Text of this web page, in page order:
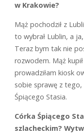
w Krakowie?
Mąż pochodził z
to wybrał Lublin, a
Teraz bym tak nie
rozwodem. Mąż
prowadziłam kiosk
sobie sprawę z
Śpiącego Stasia.
Córka Śpiącego
szlacheckim?